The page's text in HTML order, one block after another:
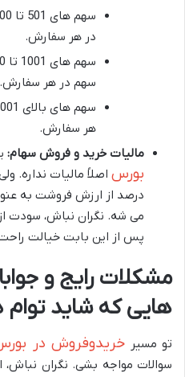
در هر سفارش.
سهم در هر سفارش.
هر سفارش.
مالیات خرید و فروش سهام:
بورس
درصد از ارزش فروشت به
می شه. نگران نباش، سودت
پس از این بابت خیالت
مشکلات رایج و
هایی که شاید توام
تو مسیر خریدوفروش در
سوالات مواجه بشی. نگران نباش،